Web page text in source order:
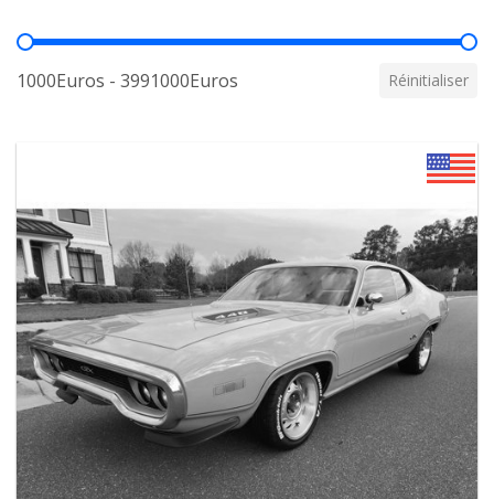
Prix
1000Euros - 3991000Euros Réinitialiser